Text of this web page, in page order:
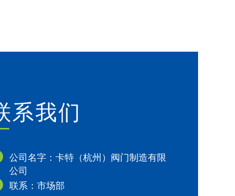
系我们
公司名字：卡特（杭州）阀门制造有限
公司
联系：市场部